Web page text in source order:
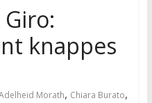
knappes
Morath, Chiara Burato,